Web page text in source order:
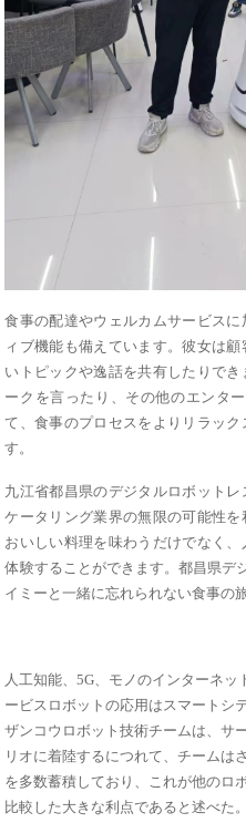
食事の配達やウェルカムサービス
ィブ機能も備えています。彼女は
いトピックや逸話を共有したりで
ークを言ったり、その他のエンタ
て、食事のプロセスをよりリラッ
す。
九江省都昌県のデジタルロボット
ケータリング業界の無限の可能性
おいしい料理を味わうだけでなく
体験することができます。都昌県デ
イミーと一緒に忘れられない食事の
人工知能、5G、モノのインターネ
ービスロボットの応用はスマートシ
ザンコウロボット技術チームは、サ
リオに着陸するにつれて、チームは
を多数蓄積しており、これが他のロ
比較した大きな利点であると述べた